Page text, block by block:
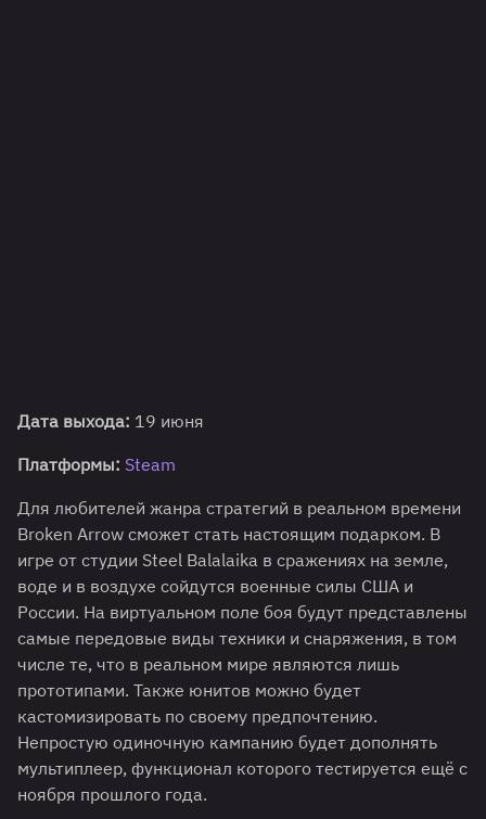
Дата выхода: 19 июня
Платформы: Steam
Для любителей жанра стратегий в реальном времени
Broken Arrow сможет стать настоящим подарком. В
игре от студии Steel Balalaika в сражениях на земле,
воде и в воздухе сойдутся военные силы США и
России. На виртуальном поле боя будут представлены
самые передовые виды техники и снаряжения, в том
числе те, что в реальном мире являются лишь
прототипами. Также юнитов можно будет
кастомизировать по своему предпочтению.
Непростую одиночную кампанию будет дополнять
мультиплеер, функционал которого тестируется ещё с
ноября прошлого года.